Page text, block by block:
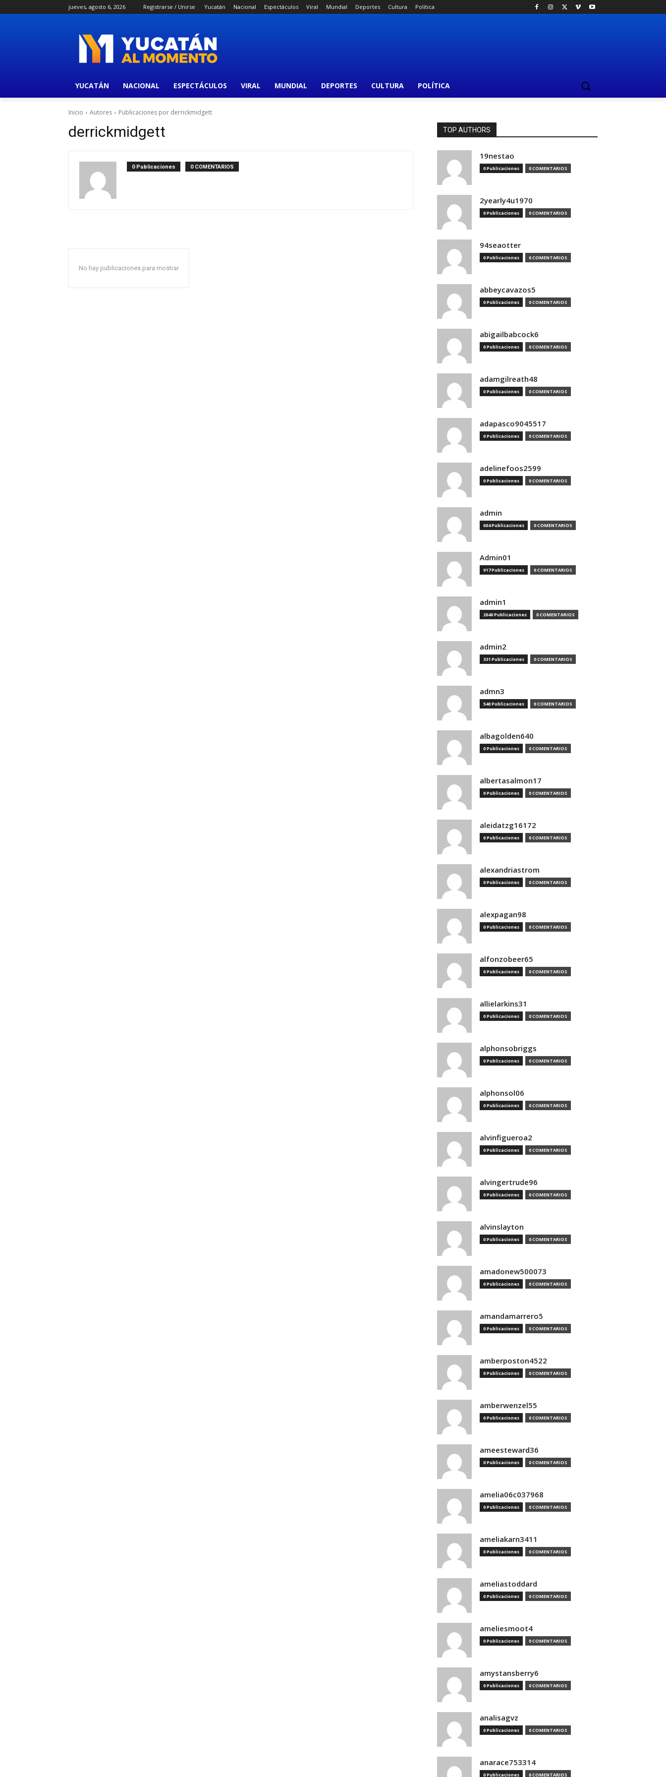
jueves, agosto 6, 2026 Registrarse / Unirse Yucatán Nacional Espectáculos Viral Mundial Deportes Cultura Política
YUCATÁN NACIONAL ESPECTÁCULOS VIRAL MUNDIAL DEPORTES CULTURA POLÍTICA
Inicio Autores Publicaciones por derrickmidgett
derrickmidgett
0 Publicaciones 0 COMENTARIOS
No hay publicaciones para mostrar
TOP AUTHORS
19nestao
0 Publicaciones 0 COMENTARIOS
2yearly4u1970
0 Publicaciones 0 COMENTARIOS
94seaotter
0 Publicaciones 0 COMENTARIOS
abbeycavazos5
0 Publicaciones 0 COMENTARIOS
abigailbabcock6
0 Publicaciones 0 COMENTARIOS
adamgilreath48
0 Publicaciones 0 COMENTARIOS
adapasco9045517
0 Publicaciones 0 COMENTARIOS
adelinefoos2599
0 Publicaciones 0 COMENTARIOS
admin
604 Publicaciones 0 COMENTARIOS
Admin01
917 Publicaciones 0 COMENTARIOS
admin1
2040 Publicaciones 0 COMENTARIOS
admin2
331 Publicaciones 0 COMENTARIOS
admn3
540 Publicaciones 0 COMENTARIOS
albagolden640
0 Publicaciones 0 COMENTARIOS
albertasalmon17
0 Publicaciones 0 COMENTARIOS
aleidatzg16172
0 Publicaciones 0 COMENTARIOS
alexandriastrom
0 Publicaciones 0 COMENTARIOS
alexpagan98
0 Publicaciones 0 COMENTARIOS
alfonzobeer65
0 Publicaciones 0 COMENTARIOS
allielarkins31
0 Publicaciones 0 COMENTARIOS
alphonsobriggs
0 Publicaciones 0 COMENTARIOS
alphonsol06
0 Publicaciones 0 COMENTARIOS
alvinfigueroa2
0 Publicaciones 0 COMENTARIOS
alvingertrude96
0 Publicaciones 0 COMENTARIOS
alvinslayton
0 Publicaciones 0 COMENTARIOS
amadonew500073
0 Publicaciones 0 COMENTARIOS
amandamarrero5
0 Publicaciones 0 COMENTARIOS
amberposton4522
0 Publicaciones 0 COMENTARIOS
amberwenzel55
0 Publicaciones 0 COMENTARIOS
ameesteward36
0 Publicaciones 0 COMENTARIOS
amelia06c037968
0 Publicaciones 0 COMENTARIOS
ameliakarn3411
0 Publicaciones 0 COMENTARIOS
ameliastoddard
0 Publicaciones 0 COMENTARIOS
ameliesmoot4
0 Publicaciones 0 COMENTARIOS
amystansberry6
0 Publicaciones 0 COMENTARIOS
analisagvz
0 Publicaciones 0 COMENTARIOS
anarace753314
0 Publicaciones 0 COMENTARIOS